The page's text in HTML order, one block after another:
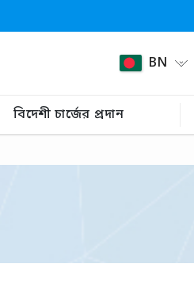
BN
বিদেশী চার্জের প্রদান